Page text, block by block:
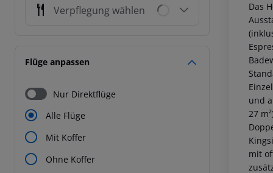
Verpflegung wählen
Flüge anpassen
Nur Direktflüge
Alle Flüge
Mit Koffer
Ohne Koffer
Das
und
27
mit